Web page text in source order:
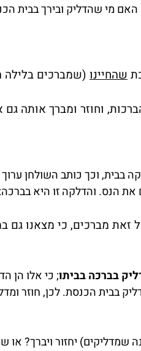
מי שהדליק ובירך בבית
שהחיינו (שמברכים בלילה
וחוזר ומברך אותה
בבית, וכך כותב השולחן
הנס. והדלקה זו היא בברכה:
זאת מברכים, כי מצאנו גם
בברכה בביתו;כי אלו הן
בבית הכנסת. לכן, חוזר
שמדליקים) יחזור ויברך? או